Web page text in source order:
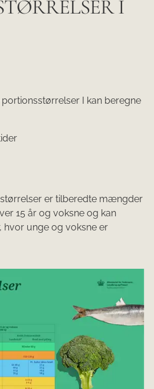
I
I kan beregne
er tilberedte mængder
15 år og voksne og kan
hvor unge og voksne er